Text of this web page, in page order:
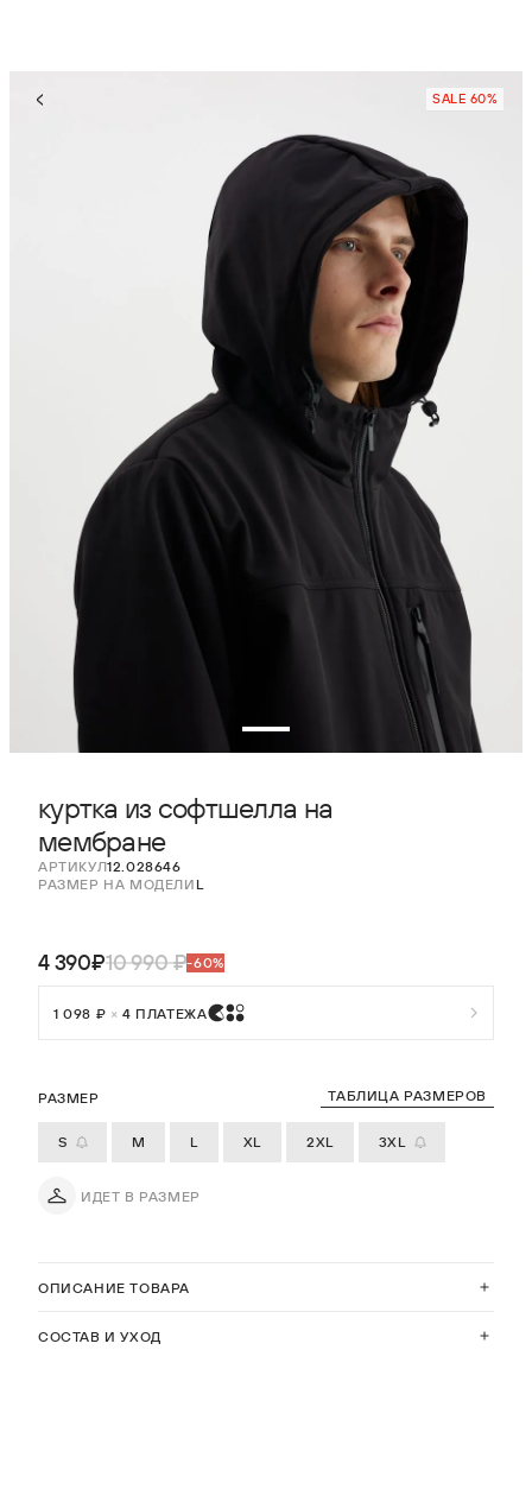
SALE 60%
куртка из софтшелла на
мембране
АРТИКУЛ12.028646
РАЗМЕР НА МОДЕЛИ L
ОПИСАНИЕ ТОВАРА
СОСТАВ И УХОД
РАЗМЕР ТАБЛИЦА РАЗМЕРОВ
S M L XL 2XL 3XL
ИДЕТ В РАЗМЕР
4 390₽10 990 ₽-60%
1 098 ₽ × 4 ПЛАТЕЖА